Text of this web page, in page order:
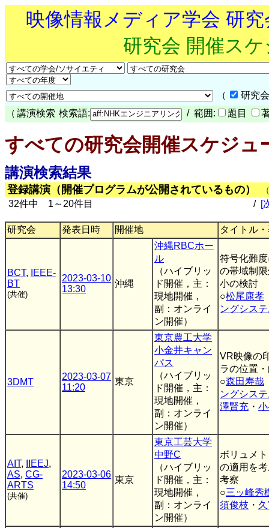
映像情報メディア学会 研
研究会 開催ス
（
研究
（ 講演検索 検索語: / 範囲: 題目
すべての研究会開催スケジュ
講演検索結果
登録講演（開催プログラムが公開されているもの）
32件中 1～20件目
/ [
研究会 発表日時 開催地 タイトル
BCT,
IEEE-
BT
(共催)
2023-03-10
13:30
沖縄
沖縄RBCホー
ル
（ハイブリッ
ド開催，主：
現地開催，
副：オンライ
ン開催）
符号化難
の帯域制
小の検討
○松尾康孝
ングシス
3DMT
2023-03-07
11:20
東京
東京農工大学
小金井キャン
パス
（ハイブリッ
ド開催，主：
現地開催，
副：オンライ
ン開催）
VR映像の
ラの位置
○森田寿哉
ングシス
澤賢充 ・
AIT, IIEEJ,
AS, CG-
ARTS
(共催)
2023-03-06
14:50
東京
東京工芸大学
中野C
（ハイブリッ
ド開催，主：
現地開催，
副：オンライ
ン開催）
ボリュメ
の適用を
考察
○三ッ峰秀
須俊枝 ・